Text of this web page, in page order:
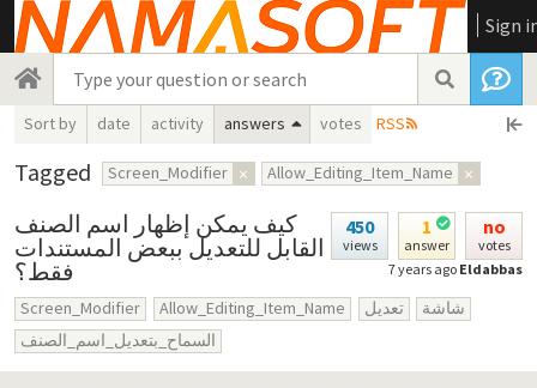
Sign
Sort by date activity answers votes RSS
Tagged Screen_Modifier × Allow_Editing_Item_Name ×
450
views
1
answer
no
votes
7 years ago Eldabbas
كيف يمكن إظهار اسم الصنف
القابل للتعديل ببعض المستندات
فقط؟
Screen_Modifier Allow_Editing_Item_Name تعديل
شاشة
السماح_بتعديل_اسم_الصنف